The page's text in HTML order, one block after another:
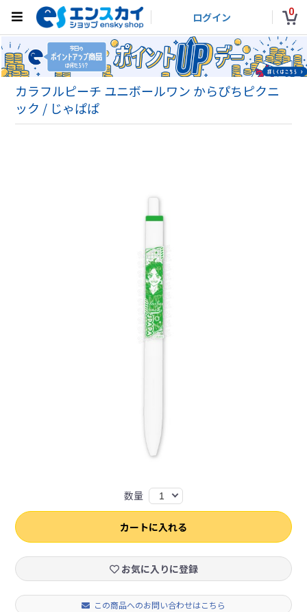
ログイン 0
カラフルピーチ ユニボールワン からぴちピクニ
ック / じゃぱぱ
数量 1
カートに入れる
お気に入りに登録
この商品へのお問い合わせはこちら